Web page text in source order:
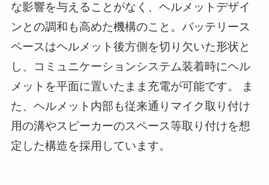
な影響を与えることがなく、ヘルメットデザイ
ンとの調和も高めた機構のこと。バッテリース
ペースはヘルメット後方側を切り欠いた形状と
し、コミュニケーションシステム装着時にヘル
メットを平面に置いたまま充電が可能です。 ま
た、ヘルメット内部も従来通りマイク取り付け
用の溝やスピーカーのスペース等取り付けを想
定した構造を採用しています。